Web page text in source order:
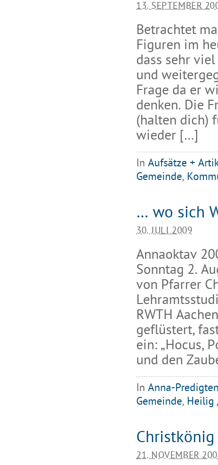
13. SEPTEMBER
Betrachtet
Figuren im
dass sehr
und
Frage da er
denken. Die
(halten dich)
wieder […]
In Aufsätze +
Gemeinde,
… wo sich
30. JULI 2009
Annaoktav
Sonntag 2.
von Pfarrer
RWTH
geflüstert,
ein: „Hocus,
und den
In Anna-
Gemeinde, Heilig
21. NOVEMBER